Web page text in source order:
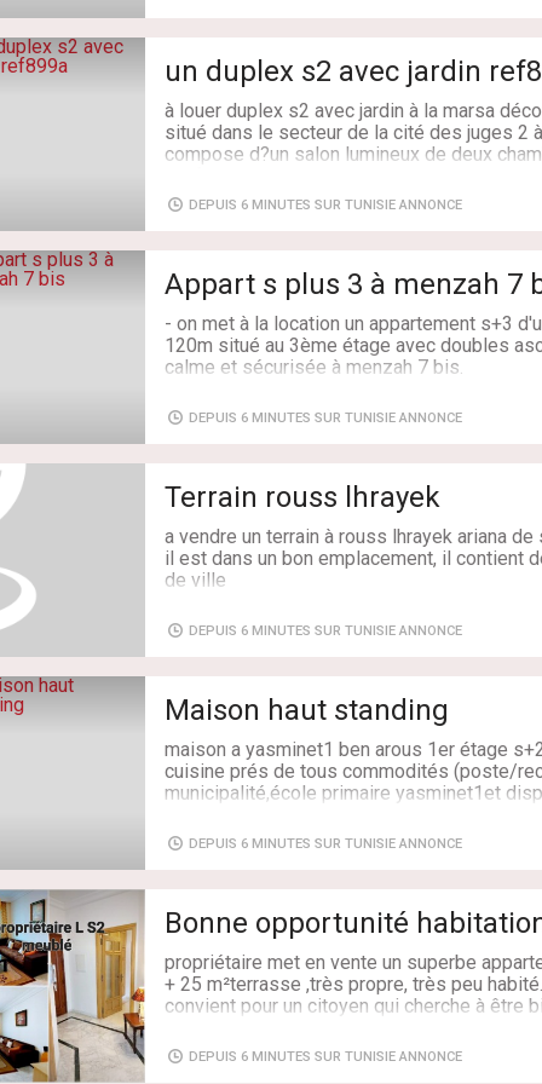
Ce dernier est composé d'un salon-salle à
aménagée et équipée attenante à un séchoir,
douche, de trois chambres à coucher avec
bain.
L'appartement est équipé du chauffage
dispose d’une place de parking au sous-sol.
ref:MAL2335
Superficie: 1 m²
Chambres: 3
Salles de bains: 2
un duplex s2
à louer duplex s2 avec jardin à la marsa
situé dans le secteur de la cité des juges 2
compose d?un salon lumineux de deux
est complété par une cuisine équipée
l?extérieur du duplex offre un agréable
établissements scolaires (écoles lycées)
espaces verts ainsi que des infrastructures
duplex s2 avec chambre de service
cuisine équipée
proximité immédiate des écoles
contactez-nous dès maintenant pour
pieces.
Surface: 200 m²
DEPUIS 6 MINUTES SUR TUNISIE ANNONCE
Appart s plus 3 à menzah 7
- on met à la location un appartement s+3
120m situé au 3ème étage avec doubles
calme et sécurisée à menzah 7 bis.
- il se compose comme suit :
- une cuisine agencée et équipée avec un
- trois chambres à coucher avec dressing
- salle de bain
- chauffage central et deux climatiseurs
- place de parking au sous-sol.
- loyer 1650 dt/m y compris les frais du
- pour plus d'informations veuillez contacter
le 56 505 949 / 71 232 911
Surface: 120 m²
DEPUIS 6 MINUTES SUR TUNISIE ANNONCE
Terrain rouss lhrayek
a vendre un terrain à rouss lhrayek ariana
il est dans un bon emplacement, il contient
de ville
pour plus d'informations contactez le
DEPUIS 6 MINUTES SUR TUNISIE ANNONCE
Maison haut standing
maison a yasminet1 ben arous 1er étage
cuisine prés de tous commodités (poste/
municipalité,école primaire yasminet1et
Adresse: yasminet ben arous
DEPUIS 6 MINUTES SUR TUNISIE ANNONCE
Bonne opportunité
propriétaire met en vente un superbe
+ 25 m²terrasse ,très propre, très peu habité.
convient pour un citoyen qui cherche à être
etc.
cet appartement se situe, au 1er étage,
DEPUIS 6 MINUTES SUR TUNISIE ANNONCE